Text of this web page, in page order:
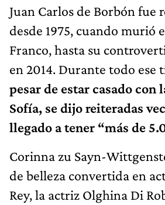
Juan Carlos de Borbón fue
desde 1975, cuando murió
Franco, hasta su
en 2014. Durante todo ese
pesar de estar casado con
Sofía, se dijo reiteradas
llegado a tener “más de
Corinna zu Sayn-
de belleza convertida en
Rey, la actriz Olghina Di